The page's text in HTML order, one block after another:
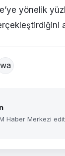
yönelik
wa
Haber Merkezi